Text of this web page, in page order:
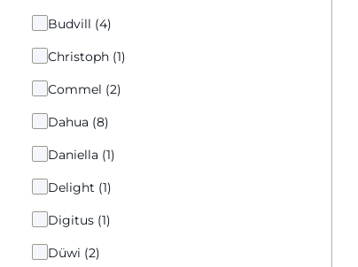
Budvill (4)
Christoph (1)
Commel (2)
Dahua (8)
Daniella (1)
Delight (1)
Digitus (1)
Düwi (2)